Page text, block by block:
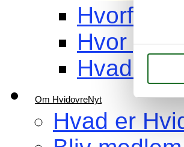
Hvorfor
Hvor
Hvad er
Om HvidovreNyt
Hvad er